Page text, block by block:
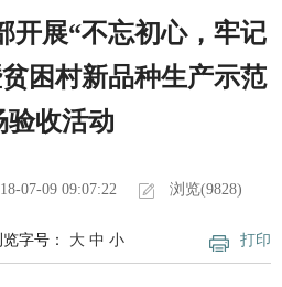
开展“不忘初心，牢记
困村新品种生产示范
验收活动
07-09 09:07:22
浏览(9828)
打印
字号： 大 中 小